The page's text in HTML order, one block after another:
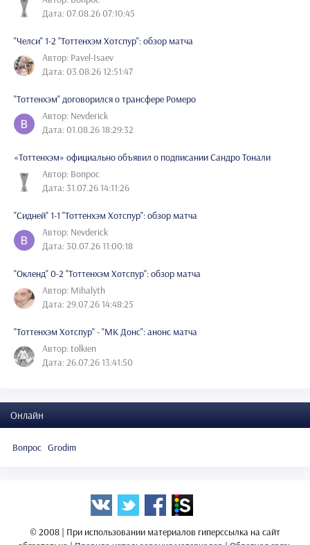
Дата: 07.08.26 07:10:45
"Челси" 1-2 "Тоттенхэм Хотспур": обзор матча
Автор: Pavel-Isaev
Дата: 03.08.26 12:51:47
"Тоттенхэм" договорился о трансфере Ромеро
Автор: Nevderick
Дата: 01.08.26 18:29:32
«Тоттенхэм» официально объявил о подписании Сандро Тонали
Автор: Вопрос
Дата: 31.07.26 14:11:26
"Сидней" 1-1 "Тоттенхэм Хотспур": обзор матча
Автор: Nevderick
Дата: 30.07.26 11:00:18
"Окленд" 0-2 "Тоттенхэм Хотспур": обзор матча
Автор: Mihalyth
Дата: 29.07.26 14:48:25
"Тоттенхэм Хотспур" - "МК Донс": анонс матча
Автор: tolkien
Дата: 26.07.26 13:41:50
Онлайн
Вопрос Grodim
© 2008 | При использовании материалов гиперссылка на сайт